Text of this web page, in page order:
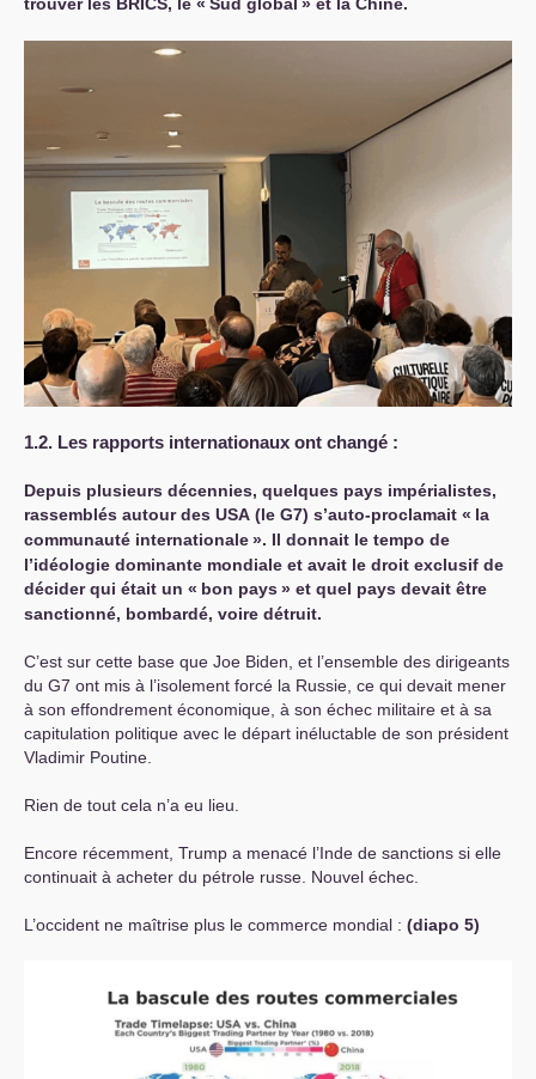
1.2. Les rapports internationaux ont changé :
Depuis plusieurs décennies, quelques pays impérialistes,
rassemblés autour des USA (le G7) s’auto-proclamait « la
communauté internationale». Il donnait le tempo de
l’idéologie dominante mondiale et avait le droit exclusif de
décider qui était un « bon pays» et quel pays devait être
sanctionné, bombardé, voire détruit.
C’est sur cette base que Joe Biden, et l’ensemble des dirigeants
du G7 ont mis à l’isolement forcé la Russie, ce qui devait mener
à son effondrement économique, à son échec militaire et à sa
capitulation politique avec le départ inéluctable de son président
Vladimir Poutine.
Rien de tout cela n’a eu lieu.
Encore récemment, Trump a menacé l’Inde de sanctions si elle
continuait à acheter du pétrole russe. Nouvel échec.
L’occident ne maîtrise plus le commerce mondial : (diapo 5)